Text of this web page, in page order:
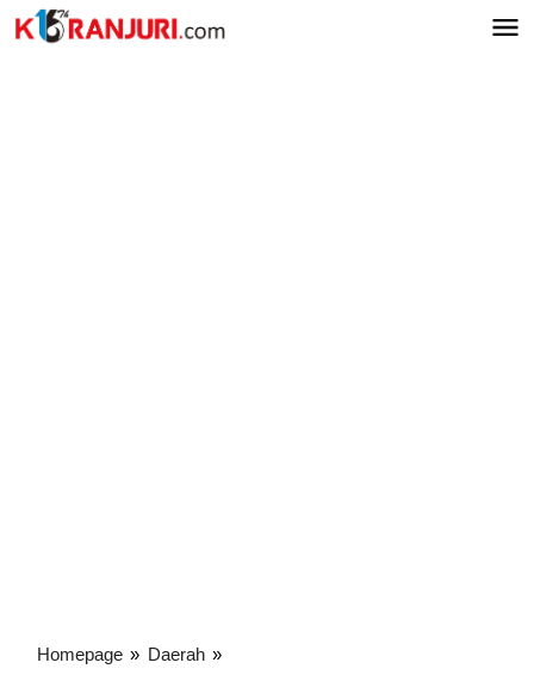
Lewati
ke
Homepage » Daerah »